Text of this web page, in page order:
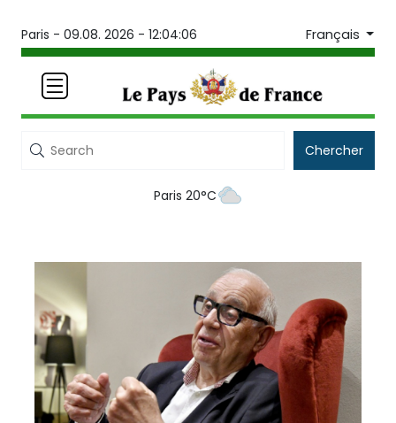
Paris - 09.08. 2026 - 12:04:06 Français
Chercher
Paris 20°C